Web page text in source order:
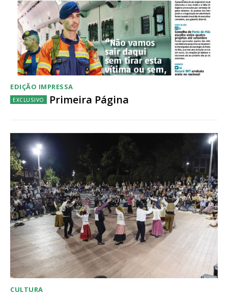
EDIÇÃO IMPRESSA
Primeira Página
CULTURA